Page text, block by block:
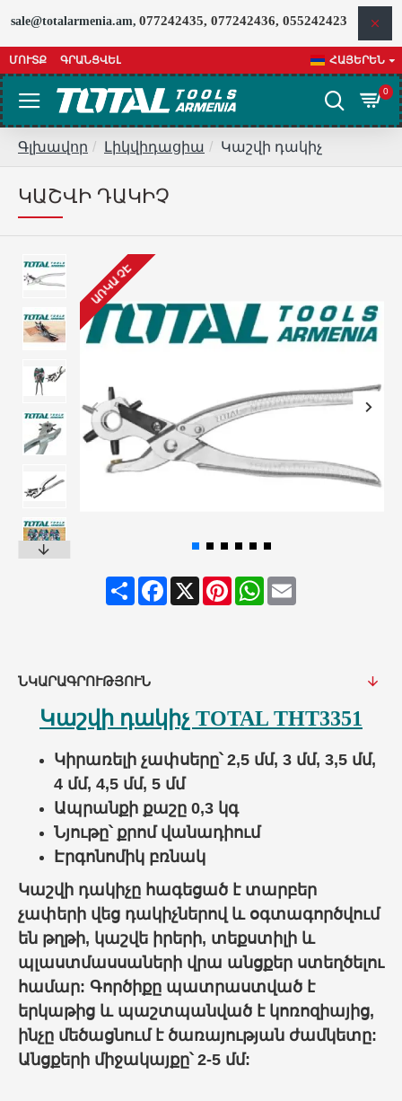
sale@totalarmenia.am, 077242435, 077242436, 055242423
ՄՈՒՏՔ ԳՐԱՆՑՎԵԼ ՀԱՅԵՐԵՆ
0
Գլխավոր Լիկվիդացիա Կաշվի դակիչ
ԿԱՇՎԻ ԴԱԿԻՉ
ԱՌԿԱ ՉԷ
ShareFacebook
X PinterestWhatsApp
Email
ՆԿԱՐԱԳՐՈՒԹՅՈՒՆ
Կաշվի դակիչ TOTAL THT3351
Կիրառելի չափսերը՝ 2,5 մմ, 3 մմ, 3,5 մմ,
4 մմ, 4,5 մմ, 5 մմ
Ապրանքի քաշը 0,3 կգ
Նյութը՝ քրոմ վանադիում
Էրգոնոմիկ բռնակ
Կաշվի դակիչը հագեցած է տարբեր
չափերի վեց դակիչներով և օգտագործվում
են թղթի, կաշվե իրերի, տեքստիլի և
պլաստմասսաների վրա անցքեր ստեղծելու
համար: Գործիքը պատրաստված է
երկաթից և պաշտպանված է կոռոզիայից,
ինչը մեծացնում է ծառայության ժամկետը:
Անցքերի միջակայքը՝ 2-5 մմ: